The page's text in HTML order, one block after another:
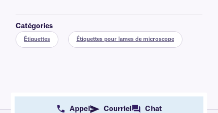
Catégories
Étiquettes Étiquettes pour lames de microscope
Appel Courriel Chat